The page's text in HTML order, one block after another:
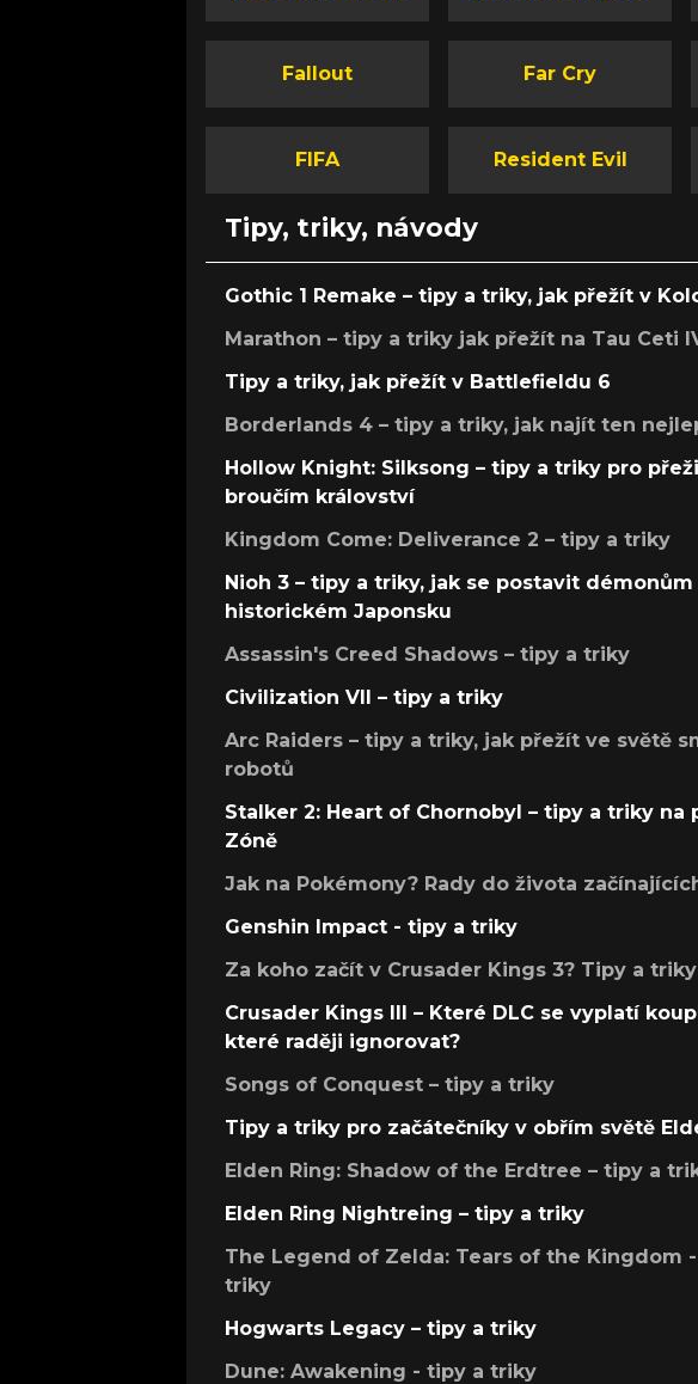
Fallout Far Cry
FIFA Resident Evil
Tipy, triky, návody
Gothic 1 Remake – tipy a triky, jak přežít v
Marathon – tipy a triky jak přežít na Tau Ceti
Tipy a triky, jak přežít v Battlefieldu 6
Borderlands 4 – tipy a triky, jak najít ten
Hollow Knight: Silksong – tipy a triky pro
broučím království
Kingdom Come: Deliverance 2 – tipy a triky
Nioh 3 – tipy a triky, jak se postavit démonům
historickém Japonsku
Assassin's Creed Shadows – tipy a triky
Civilization VII – tipy a triky
Arc Raiders – tipy a triky, jak přežít ve světě
robotů
Stalker 2: Heart of Chornobyl – tipy a triky na
Zóně
Jak na Pokémony? Rady do života
Genshin Impact - tipy a triky
Za koho začít v Crusader Kings 3? Tipy a triky
Crusader Kings III – Které DLC se vyplatí
které raději ignorovat?
Songs of Conquest – tipy a triky
Tipy a triky pro začátečníky v obřím světě
Elden Ring: Shadow of the Erdtree – tipy a
Elden Ring Nightreing – tipy a triky
The Legend of Zelda: Tears of the Kingdom
triky
Hogwarts Legacy – tipy a triky
Dune: Awakening - tipy a triky